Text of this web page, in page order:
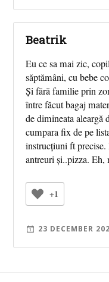
Beatrik
Eu ce sa mai zic,
săptămâni, cu bebe
Și fără familie prin
între făcut bagaj
de dimineata aleargă
cumpara fix de pe
instrucțiuni ft
antreuri și..pizza. Eh,
+1
23 DECEMBER